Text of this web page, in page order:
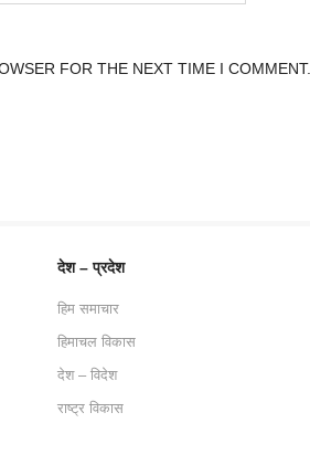
FOR THE NEXT TIME I COMMENT.
देश – प्रदेश
हिम समाचार
हिमाचल विकास
देश – विदेश
राष्ट्र विकास